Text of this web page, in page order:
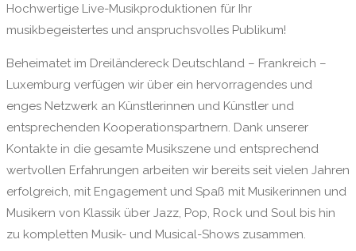
Hochwertige Live-Musikproduktionen für Ihr
musikbegeistertes und anspruchsvolles Publikum!
Beheimatet im Dreiländereck Deutschland – Frankreich –
Luxemburg verfügen wir über ein hervorragendes und
enges Netzwerk an Künstlerinnen und Künstler und
entsprechenden Kooperationspartnern. Dank unserer
Kontakte in die gesamte Musikszene und entsprechend
wertvollen Erfahrungen arbeiten wir bereits seit vielen Jahren
erfolgreich, mit Engagement und Spaß mit Musikerinnen und
Musikern von Klassik über Jazz, Pop, Rock und Soul bis hin
zu kompletten Musik- und Musical-Shows zusammen.